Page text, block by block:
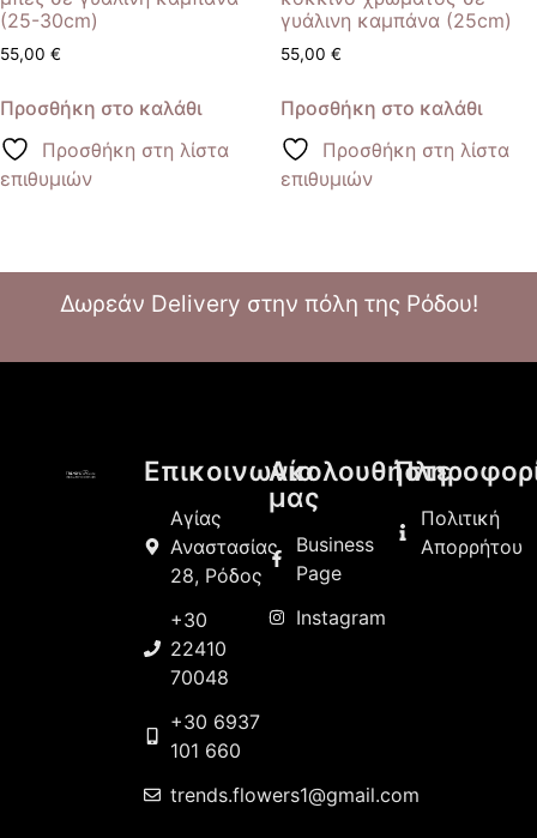
(25-30cm)
55,00 €
Προσθήκη στο καλάθι
Προσθήκη στη λίστα
επιθυμιών
γυάλινη καμπάνα (25cm)
55,00 €
Προσθήκη στο καλάθι
Προσθήκη στη λίστα
επιθυμιών
Δωρεάν Delivery στην πόλη της Ρόδου!
Επικοινωνία
Αγίας
Αναστασίας
28, Ρόδος
+30
22410
70048
+30 6937
101 660
trends.flowers1@gmail.com
Ακολουθήστε
μας
Business
Page
Instagram
Πολιτική
Απορρήτου